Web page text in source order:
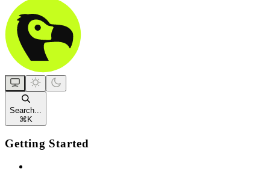
Search...
⌘ K
Getting Started